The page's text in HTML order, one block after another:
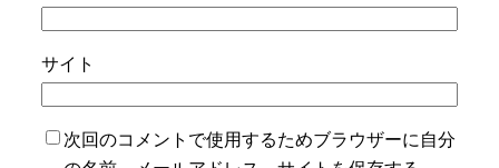
サイト
次回のコメントで使用するためブラウザーに自分